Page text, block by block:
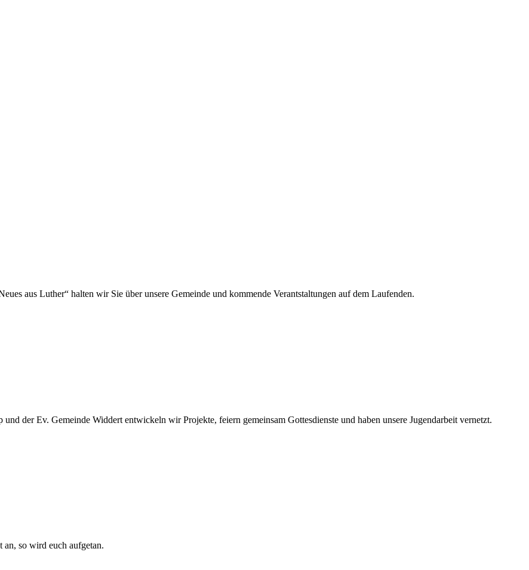
aus Luther“ halten wir Sie über unsere Gemeinde und kommende Verantstaltungen auf dem Laufenden.
der Ev. Gemeinde Widdert entwickeln wir Projekte, feiern gemeinsam Gottesdienste und haben unsere Jugendarbeit vernetzt.
so wird euch aufgetan.